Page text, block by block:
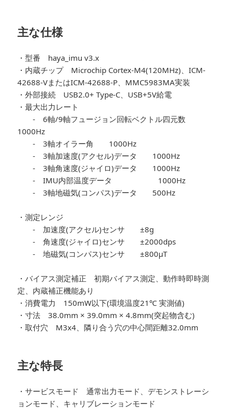
主な仕様
・型番 haya_imu v3.x
・内蔵チップ Microchip Cortex-M4(120MHz)、ICM-
42688-VまたはICM-42688-P、MMC5983MA実装
・外部接続 USB2.0+ Type-C、USB+5V給電
・最大出力レート
- 6軸/9軸フュージョン回転ベクトル四元数
1000Hz
- 3軸オイラー角 1000Hz
- 3軸加速度(アクセル)データ 1000Hz
- 3軸角速度(ジャイロ)データ 1000Hz
- IMU内部温度データ 1000Hz
- 3軸地磁気(コンパス)データ 500Hz
・測定レンジ
- 加速度(アクセル)センサ ±8g
- 角速度(ジャイロ)センサ ±2000dps
- 地磁気(コンパス)センサ ±800µT
・バイアス測定補正 初期バイアス測定、動作時即時測
定、内蔵補正機能あり
・消費電力 150mW以下(環境温度21℃ 実測値)
・寸法 38.0mm × 39.0mm × 4.8mm(突起物含む)
・取付穴 M3x4、隣り合う穴の中心間距離32.0mm
主な特長
・サービスモード 通常出力モード、デモンストレーシ
ョンモード、キャリブレーションモード